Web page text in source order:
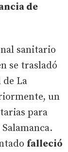
de
sanitario
se trasladó
de La
un
para
falleció